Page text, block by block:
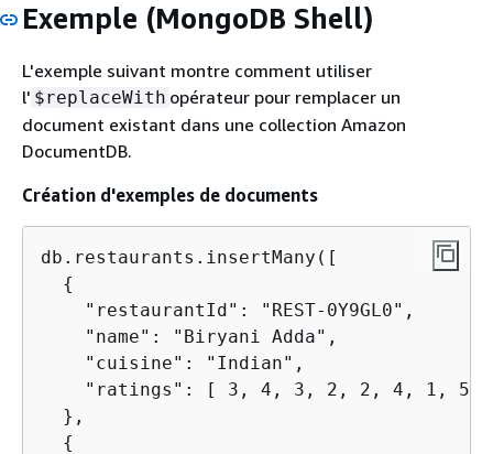
Exemple (MongoDB Shell)
L'exemple suivant montre comment utiliser
l' $replaceWith opérateur pour remplacer un
document existant dans une collection Amazon
DocumentDB.
Création d'exemples de documents
db.restaurants.insertMany([
{
    "restaurantId": "REST-0Y9GL0",
    "name": "Biryani Adda",
    "cuisine": "Indian",
"ratings": [ 3, 4, 3, 2, 2, 4, 1, 5,
  },
{